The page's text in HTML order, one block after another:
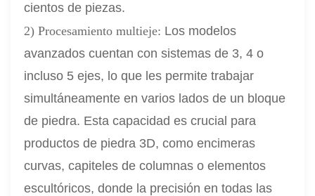
cientos de piezas.
2) Procesamiento multieje: Los modelos
avanzados cuentan con sistemas de 3, 4 o
incluso 5 ejes, lo que les permite trabajar
simultáneamente en varios lados de un bloque
de piedra. Esta capacidad es crucial para
productos de piedra 3D, como encimeras
curvas, capiteles de columnas o elementos
escultóricos, donde la precisión en todas las